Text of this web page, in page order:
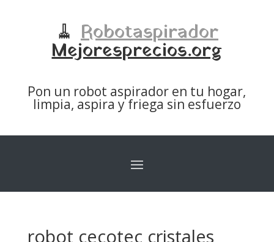
🧹 Robotaspirador
Mejoresprecios.org
Pon un robot aspirador en tu hogar,
limpia, aspira y friega sin esfuerzo
robot cecotec cristales